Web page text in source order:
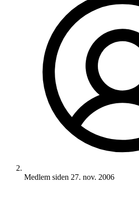
Medlem siden 27. nov. 2006